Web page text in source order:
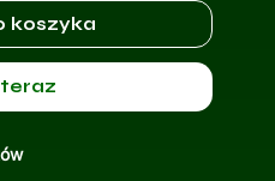
koszyka